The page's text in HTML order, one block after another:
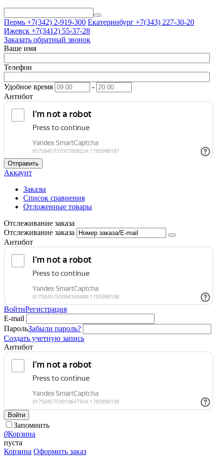
Пермь +7(342) 2-919-300 Екатеринбург +7(343) 227-30-20
Ижевск +7(3412) 55-37-28
Заказать обратный звонок
Ваше имя
Телефон
Удобное время
-
Антибот
Отправить
Аккаунт
Заказы
Список сравнения
Отложенные товары
Отслеживание заказа
Отслеживание заказа
Антибот
ВойтиРегистрация
E-mail
ПарольЗабыли пароль?
Создать учетную запись
Антибот
Войти
Запомнить
0Корзина
пуста
Корзина Оформить заказ